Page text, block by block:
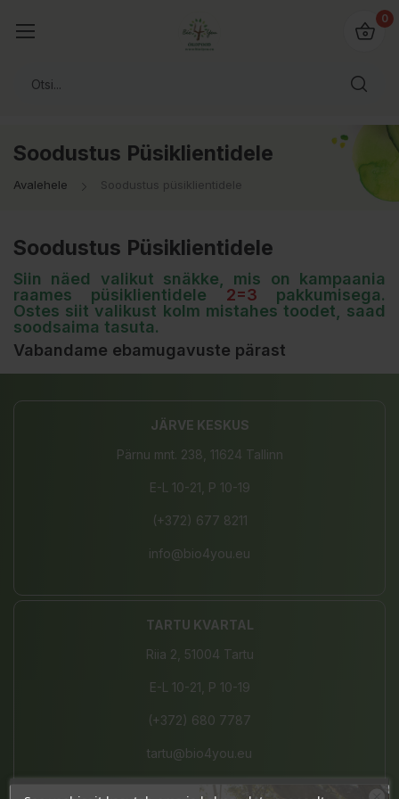
0
Soodustus Püsiklientidele
Avalehele Soodustus püsiklientidele
Soodustus Püsiklientidele
Siin näed valikut snäkke, mis on kampaania
raames püsiklientidele 2=3 pakkumisega.
Ostes siit valikust kolm mistahes toodet, saad
soodsaima tasuta.
Vabandame ebamugavuste pärast
JÄRVE KESKUS
Pärnu mnt. 238, 11624 Tallinn
E-L 10-21, P 10-19
(+372) 677 8211
info@bio4you.eu
TARTU KVARTAL
Riia 2, 51004 Tartu
E-L 10-21, P 10-19
(+372) 680 7787
tartu@bio4you.eu